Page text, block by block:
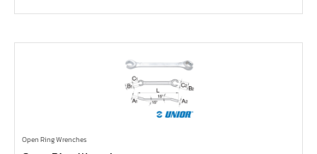
ข้อต่อฟรี
ด้ามเลื่อน
Open Ring Wrenches